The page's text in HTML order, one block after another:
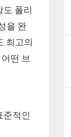
폴리
을 완
최고의
떤 브
준적인